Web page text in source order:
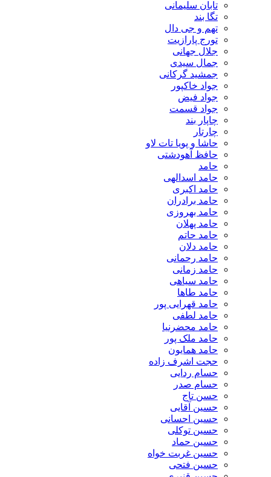
تابان سلیمانی
تگا بند
تهم و جی دال
تورج پارازیت
جلال جهانی
جمال سیدی
جمشید گرکانی
جواد خاکپور
جواد فیض
جواد قسمت
چاپار بند
چارتار
حاشا و پویا تات لاو
حافظ آهودشتی
حامد
حامد اسدالهی
حامد اکبری
حامد برادران
حامد بهروزی
حامد پهلان
حامد حاتم
حامد دلان
حامد رحمانی
حامد زمانی
حامد سیاهی
حامد طاها
حامد قهرایی پور
حامد لطفی
حامد محضرنیا
حامد ملک پور
حامد همایون
حجت اشرف زاده
حسام ردایی
حسام صدر
حسن تاج
حسین آقایی
حسین احسانی
حسین توکلی
حسین حماد
حسین غربت خواه
حسین فتحی